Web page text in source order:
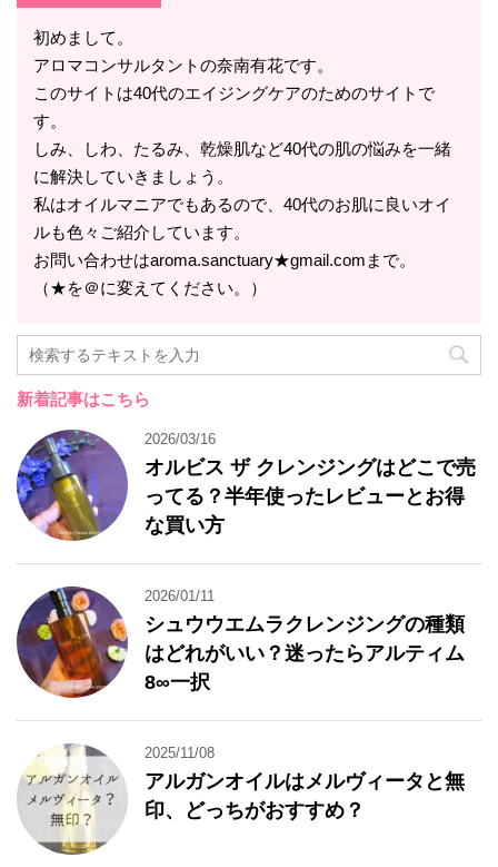
初めまして。
アロマコンサルタントの奈南有花です。
このサイトは40代のエイジングケアのためのサイトで
す。
しみ、しわ、たるみ、乾燥肌など40代の肌の悩みを一緒
に解決していきましょう。
私はオイルマニアでもあるので、40代のお肌に良いオイ
ルも色々ご紹介しています。
お問い合わせはaroma.sanctuary★gmail.comまで。
（★を＠に変えてください。）
新着記事はこちら
2026/03/16
オルビス ザ クレンジングはどこで売
ってる？半年使ったレビューとお得
な買い方
2026/01/11
シュウウエムラクレンジングの種類
はどれがいい？迷ったらアルティム
8∞一択
2025/11/08
アルガンオイルはメルヴィータと無
印、どっちがおすすめ？